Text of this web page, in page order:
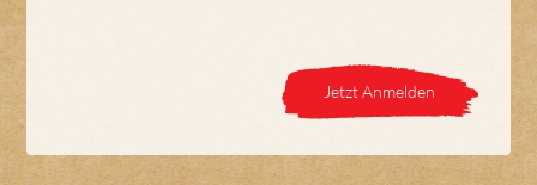
Jetzt Anmelden